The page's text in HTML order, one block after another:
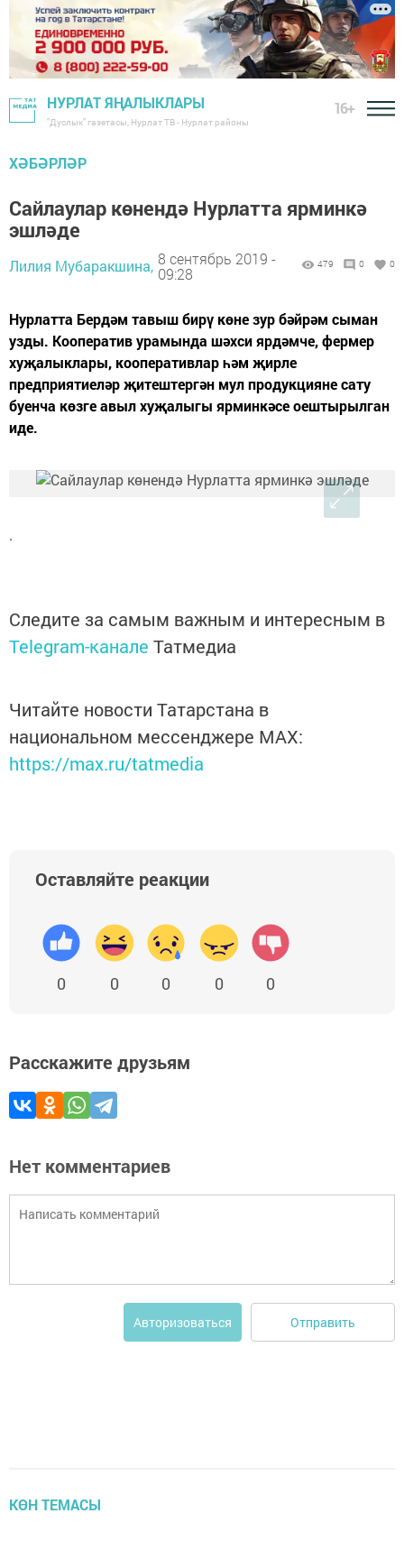
НУРЛАТ ЯҢАЛЫКЛАРЫ
"Дуслык" газетасы, Нурлат ТВ - Нурлат районы
16+
ХӘБӘРЛӘР
Сайлаулар көнендә Нурлатта ярминкә
эшләде
Лилия Мубаракшина, 8 сентябрь 2019 -
09:28
479 0 0
Нурлатта Бердәм тавыш бирү көне зур бәйрәм сыман
узды. Кооператив урамында шәхси ярдәмче, фермер
хуҗалыклары, кооперативлар һәм җирле
предприятиеләр җитештергән мул продукцияне сату
буенча көзге авыл хуҗалыгы ярминкәсе оештырылган
иде.
.
Следите за самым важным и интересным в
Telegram-канале Татмедиа
Читайте новости Татарстана в
национальном мессенджере MАХ:
https://max.ru/tatmedia
Оставляйте реакции
0 0 0 0 0
Расскажите друзьям
Нет комментариев
Авторизоваться Отправить
КӨН ТЕМАСЫ